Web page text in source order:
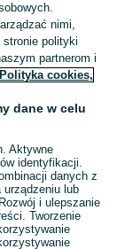
Sprzedaż jamników w Polsce ▶️ Szczenięta i dorosłe psy z rodowodem oraz bez ✅ Rasy standardowy, miniaturowy i króliczy ☝ Sprawdź ceny na OLX.pl!
nimi,
stronie polityki
partnerom i
Polityka cookies,
dane w celu
Aktywne
identyfikacji.
danych z
urządzeniu lub
i ulepszanie
Tworzenie